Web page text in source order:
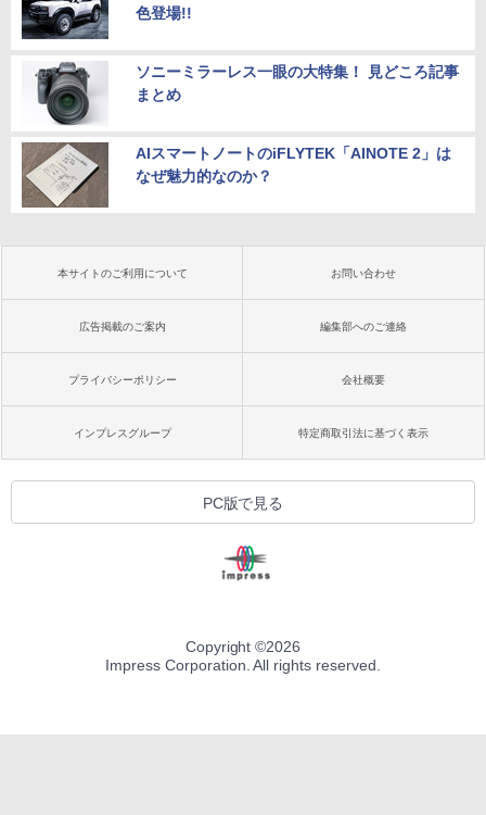
色登場!!
ソニーミラーレス一眼の大特集！ 見どころ記事
まとめ
AIスマートノートのiFLYTEK「AINOTE 2」は
なぜ魅力的なのか？
本サイトのご利用について お問い合わせ
広告掲載のご案内 編集部へのご連絡
プライバシーポリシー 会社概要
インプレスグループ 特定商取引法に基づく表示
PC版で見る
Copyright ©2026
Impress Corporation. All rights reserved.